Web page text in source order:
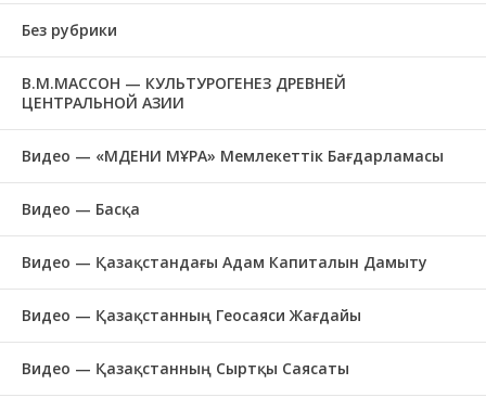
Без рубрики
В.М.МАССОН — КУЛЬТУРОГЕНЕЗ ДРЕВНЕЙ
ЦЕНТРАЛЬНОЙ АЗИИ
Видео — «МӘДЕНИ МҰРА» Мемлекеттік Бағдарламасы
Видео — Басқа
Видео — Қазақстандағы Адам Капиталын Дамыту
Видео — Қазақстанның Геосаяси Жағдайы
Видео — Қазақстанның Сыртқы Саясаты